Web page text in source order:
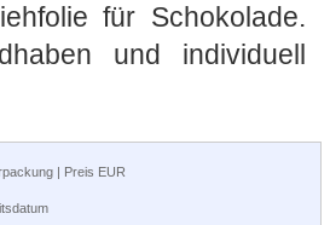
für Schokolade.
und individuell
| Preis EUR